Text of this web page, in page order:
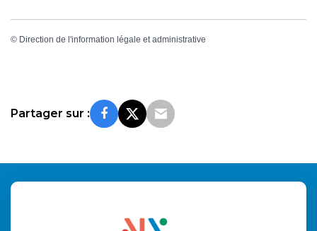
© Direction de l'information légale et administrative
Partager sur :